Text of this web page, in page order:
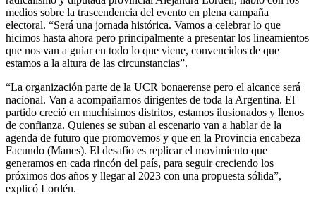
medios sobre la trascendencia del evento en plena campaña
electoral. “Será una jornada histórica. Vamos a celebrar lo que
hicimos hasta ahora pero principalmente a presentar los lineamientos
que nos van a guiar en todo lo que viene, convencidos de que
estamos a la altura de las circunstancias”.
“La organización parte de la UCR bonaerense pero el alcance será
nacional. Van a acompañarnos dirigentes de toda la Argentina. El
partido creció en muchísimos distritos, estamos ilusionados y llenos
de confianza. Quienes se suban al escenario van a hablar de la
agenda de futuro que promovemos y que en la Provincia encabeza
Facundo (Manes). El desafío es replicar el movimiento que
generamos en cada rincón del país, para seguir creciendo los
próximos dos años y llegar al 2023 con una propuesta sólida”,
explicó Lordén.